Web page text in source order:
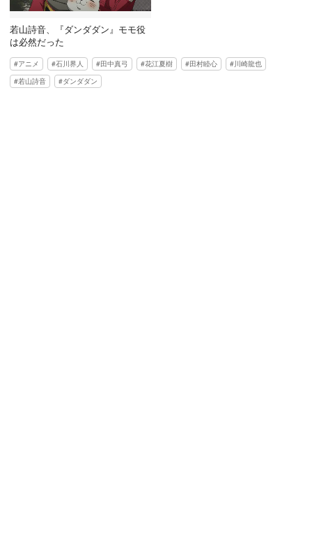
若山詩音、『ダンダダン』モモ役
は必然だった
アニメ 石川界人 田中真弓 花江夏樹 田村睦心
川崎龍也
若山詩音
ダンダダン